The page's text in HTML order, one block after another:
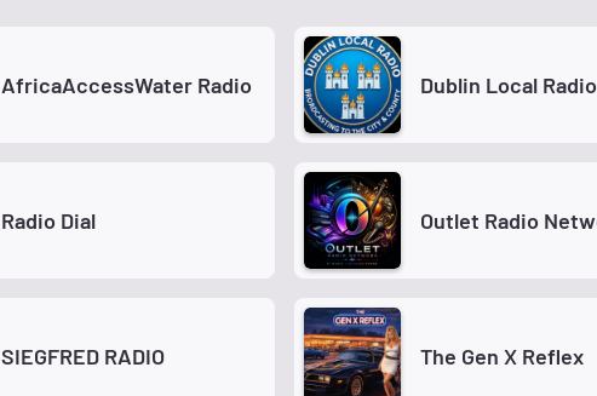
AfricaAccessWater Radio Dublin Local Radio
Radio Dial Outlet Radio
SIEGFRED RADIO The Gen X Reflex